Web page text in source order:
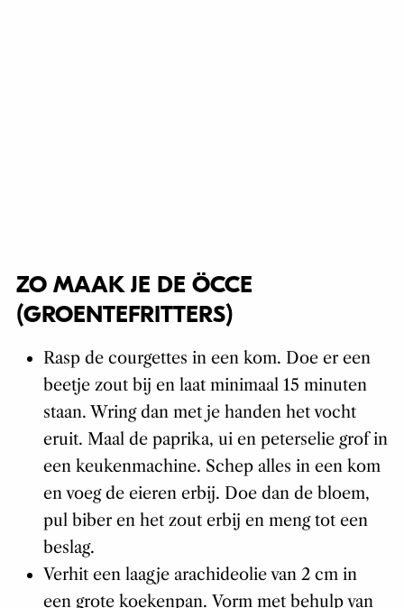
ZO MAAK JE DE ÖCCE
(GROENTEFRITTERS)
Rasp de courgettes in een kom. Doe er een
beetje zout bij en laat minimaal 15 minuten
staan. Wring dan met je handen het vocht
eruit. Maal de paprika, ui en peterselie grof in
een keukenmachine. Schep alles in een kom
en voeg de eieren erbij. Doe dan de bloem,
pul biber en het zout erbij en meng tot een
beslag.
Verhit een laagje arachideolie van 2 cm in
een grote koekenpan. Vorm met behulp van